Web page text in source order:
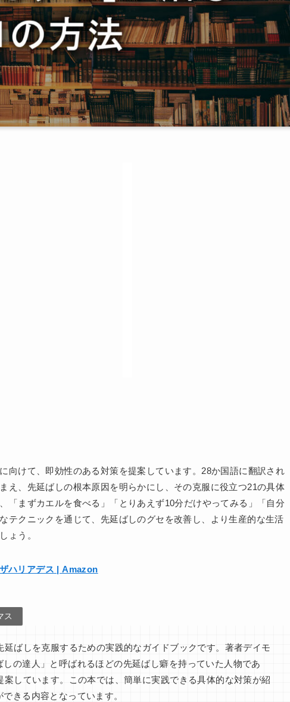
向けて、即効性のある対策を提案しています。28か国語に翻訳され
え、先延ばしの根本原因を明らかにし、その克服に役立つ21の具体
「まずカエルを食べる」「とりあえず10分だけやってみる」「自分
テクニックを通じて、先延ばしのグセを改善し、より生産的な生活
ょう。
ハリアデス | Amazon
ス
延ばしを克服するための実践的なガイドブックです。著者デイモ
の達人」と呼ばれるほどの先延ばし癖を持っていた人物であ
しています。この本では、簡単に実践できる具体的な対策が紹
きる内容となっています。